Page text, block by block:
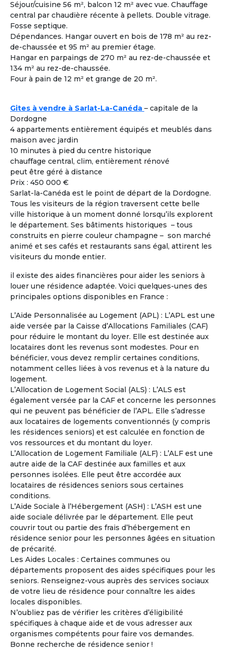
Séjour/cuisine 56 m², balcon 12 m² avec vue. Chauffage
central par chaudière récente à pellets. Double vitrage.
Fosse septique.
Dépendances. Hangar ouvert en bois de 178 m² au rez-
de-chaussée et 95 m² au premier étage.
Hangar en parpaings de 270 m² au rez-de-chaussée et
134 m² au rez-de-chaussée.
Four à pain de 12 m² et grange de 20 m².
Gites à vendre à Sarlat-La-Canéda – capitale de la
Dordogne
4 appartements entièrement équipés et meublés dans
maison avec jardin
10 minutes à pied du centre historique
chauffage central, clim, entièrement rénové
peut être géré à distance
Prix : 450 000 €
Sarlat-la-Canéda est le point de départ de la Dordogne.
Tous les visiteurs de la région traversent cette belle
ville historique à un moment donné lorsqu’ils explorent
le département. Ses bâtiments historiques – tous
construits en pierre couleur champagne – son marché
animé et ses cafés et restaurants sans égal, attirent les
visiteurs du monde entier.
il existe des aides financières pour aider les seniors à
louer une résidence adaptée. Voici quelques-unes des
principales options disponibles en France :
L’Aide Personnalisée au Logement (APL) : L’APL est une
aide versée par la Caisse d’Allocations Familiales (CAF)
pour réduire le montant du loyer. Elle est destinée aux
locataires dont les revenus sont modestes. Pour en
bénéficier, vous devez remplir certaines conditions,
notamment celles liées à vos revenus et à la nature du
logement.
L’Allocation de Logement Social (ALS) : L’ALS est
également versée par la CAF et concerne les personnes
qui ne peuvent pas bénéficier de l’APL. Elle s’adresse
aux locataires de logements conventionnés (y compris
les résidences seniors) et est calculée en fonction de
vos ressources et du montant du loyer.
L’Allocation de Logement Familiale (ALF) : L’ALF est une
autre aide de la CAF destinée aux familles et aux
personnes isolées. Elle peut être accordée aux
locataires de résidences seniors sous certaines
conditions.
L’Aide Sociale à l’Hébergement (ASH) : L’ASH est une
aide sociale délivrée par le département. Elle peut
couvrir tout ou partie des frais d’hébergement en
résidence senior pour les personnes âgées en situation
de précarité.
Les Aides Locales : Certaines communes ou
départements proposent des aides spécifiques pour les
seniors. Renseignez-vous auprès des services sociaux
de votre lieu de résidence pour connaître les aides
locales disponibles.
N’oubliez pas de vérifier les critères d’éligibilité
spécifiques à chaque aide et de vous adresser aux
organismes compétents pour faire vos demandes.
Bonne recherche de résidence senior !
Colouer Intégrer Habitat Partagé
Comment rencontrer des co-acheteurs
compatibles ?
Cohabiting Seniors vous met en relation avec des
des différentes visites de logements adaptés à la
cohabitation.
Co-acheter Peu importe | France - Gard
Souhaite investir dans une co
habitation pour partager tout en étant
autonome.
J’aime bricoler. Je peux m’occuper de
l’informatique et de l’administration.
Je possède déjà une propriété en
région centre où je compte à la retraite
partager mon temps la bas et dans une
maison en Occitanie en co partage :
Hérault ou Gard ou Aude.
À la une
Catherine
Femme- 56ans
France - Gard
Co-acheteur Apport personnel : 200 000 €
La copropriété en pleine propriété entre Seniors
Un mode d’habitat partagé adapté au vieillissement.
La copropriété en pleine propriété séduit de plus en
plus de retraités désireux de mutualiser certains espaces
et services tout en conservant leur indépendance et leur
patrimoine.
À la une